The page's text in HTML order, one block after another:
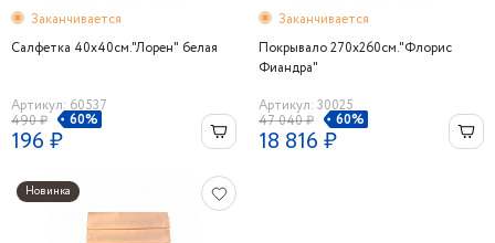
Заканчивается
Салфетка 40х40см."Лорен" белая
Артикул: 60537
490 ₽
60%
196 ₽
Заканчивается
Покрывало 270х260см."Флорис
Фиандра"
Артикул: 30025
47 040 ₽
60%
18 816 ₽
Новинка